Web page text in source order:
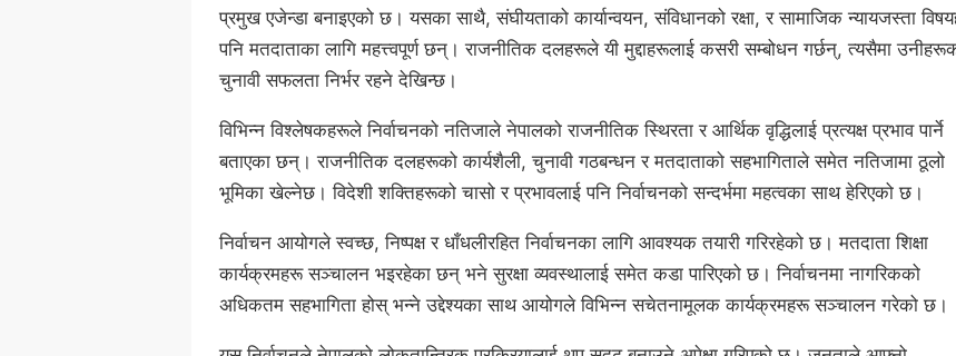
प्रमुख एजेन्डा बनाइएको छ। यसका साथै, संघीयताको कार्यान्वयन, संविधानको रक्षा, र सामाजिक न्यायजस्ता
पनि मतदाताका लागि महत्त्वपूर्ण छन्। राजनीतिक दलहरूले यी मुद्दाहरूलाई कसरी सम्बोधन गर्छन्, त्यसैमा
चुनावी सफलता निर्भर रहने देखिन्छ।
विभिन्न विश्लेषकहरूले निर्वाचनको नतिजाले नेपालको राजनीतिक स्थिरता र आर्थिक वृद्धिलाई प्रत्यक्ष प्रभाव पार्ने
बताएका छन्। राजनीतिक दलहरूको कार्यशैली, चुनावी गठबन्धन र मतदाताको सहभागिताले समेत नतिजामा ठूलो
भूमिका खेल्नेछ। विदेशी शक्तिहरूको चासो र प्रभावलाई पनि निर्वाचनको सन्दर्भमा महत्वका साथ हेरिएको छ।
निर्वाचन आयोगले स्वच्छ, निष्पक्ष र धाँधलीरहित निर्वाचनका लागि आवश्यक तयारी गरिरहेको छ। मतदाता शिक्षा
कार्यक्रमहरू सञ्चालन भइरहेका छन् भने सुरक्षा व्यवस्थालाई समेत कडा पारिएको छ। निर्वाचनमा नागरिकको
अधिकतम सहभागिता होस् भन्ने उद्देश्यका साथ आयोगले विभिन्न सचेतनामूलक कार्यक्रमहरू सञ्चालन गरेको छ।